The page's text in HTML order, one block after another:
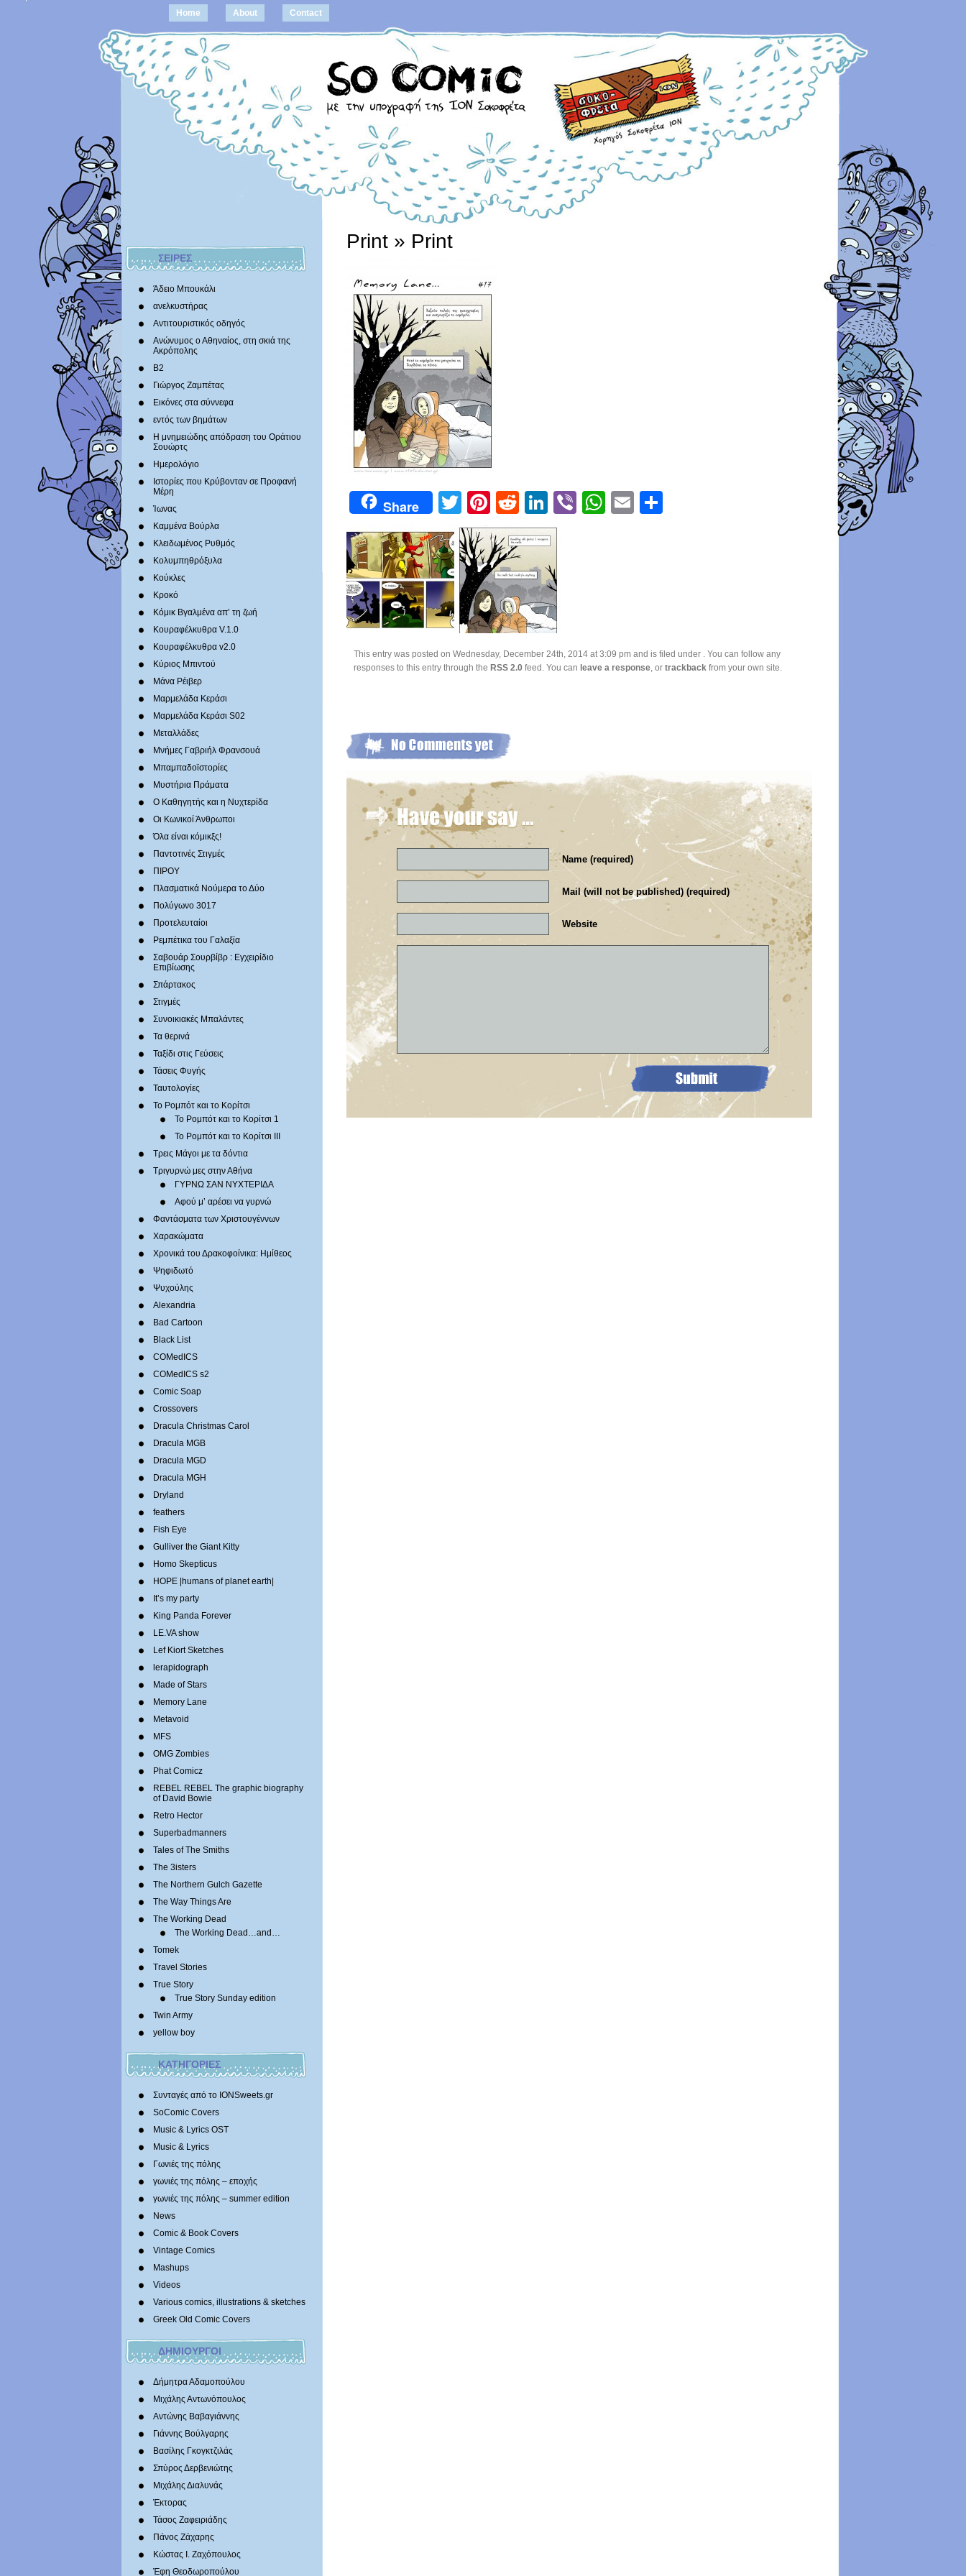
Home About Contact
ΣΕΙΡΕΣ
Άδειο Μπουκάλι
ανελκυστήρας
Αντιτουριστικός οδηγός
Ανώνυμος ο Αθηναίος, στη σκιά της
Ακρόπολης
Β2
Γιώργος Ζαμπέτας
Εικόνες στα σύννεφα
εντός των βημάτων
Η μνημειώδης απόδραση του Οράτιου
Σουώρτς
Ημερολόγιο
Ιστορίες που Κρύβονταν σε Προφανή
Μέρη
Ίωνας
Καμμένα Βούρλα
Κλειδωμένος Ρυθμός
Κολυμπηθρόξυλα
Κούκλες
Κροκό
Κόμικ Βγαλμένα απ’ τη ζωή
Κουραφέλκυθρα V.1.0
Κουραφέλκυθρα v2.0
Κύριος Μπιντού
Μάνα Ρέιβερ
Μαρμελάδα Κεράσι
Μαρμελάδα Κεράσι S02
Μεταλλάδες
Mνήμες Γαβριήλ Φρανσουά
Μπαμπαδοϊστορίες
Μυστήρια Πράματα
Ο Καθηγητής και η Νυχτερίδα
Οι Κωνικοί Άνθρωποι
Όλα είναι κόμικξς!
Παντοτινές Στιγμές
ΠΙΡΟΥ
Πλασματικά Νούμερα το Δύο
Πολύγωνο 3017
Προτελευταίοι
Ρεμπέτικα του Γαλαξία
Σαβουάρ Σουρβίβρ : Εγχειρίδιο
Επιβίωσης
Σπάρτακος
Στιγμές
Συνοικιακές Μπαλάντες
Τα θερινά
Ταξίδι στις Γεύσεις
Τάσεις Φυγής
Ταυτολογίες
Το Ρομπότ και το Κορίτσι
Το Ρομπότ και το Κορίτσι 1
Το Ρομπότ και το Κορίτσι III
Τρεις Μάγοι με τα δόντια
Τριγυρνώ μες στην Αθήνα
ΓΥΡΝΩ ΣΑΝ ΝΥΧΤΕΡΙΔΑ
Αφού μ’ αρέσει να γυρνώ
Φαντάσματα των Χριστουγέννων
Χαρακώματα
Χρονικά του Δρακοφοίνικα: Ημίθεος
Ψηφιδωτό
Ψυχούλης
Alexandria
Bad Cartoon
Black List
COMedICS
COMedICS s2
Comic Soap
Crossovers
Dracula Christmas Carol
Dracula MGB
Dracula MGD
Dracula MGH
Dryland
feathers
Fish Eye
Gulliver the Giant Kitty
Homo Skepticus
HOPE |humans of planet earth|
It’s my party
King Panda Forever
LE.VA show
Lef Kiort Sketches
lerapidograph
Made of Stars
Memory Lane
Metavoid
MFS
OMG Zombies
Phat Comicz
REBEL REBEL The graphic biography
of David Bowie
Retro Hector
Superbadmanners
Tales of The Smiths
The 3isters
The Northern Gulch Gazette
The Way Things Are
The Working Dead
The Working Dead…and…
Tomek
Travel Stories
True Story
True Story Sunday edition
Twin Army
yellow boy
ΚΑΤΗΓΟΡΙΕΣ
Συνταγές από το IONSweets.gr
SoComic Covers
Music & Lyrics OST
Music & Lyrics
Γωνιές της πόλης
γωνιές της πόλης – εποχής
γωνιές της πόλης – summer edition
News
Comic & Book Covers
Vintage Comics
Mashups
Videos
Various comics, illustrations & sketches
Greek Old Comic Covers
ΔΗΜΙΟΥΡΓΟΙ
Δήμητρα Αδαμοπούλου
Μιχάλης Αντωνόπουλος
Αντώνης Βαβαγιάννης
Γιάννης Βούλγαρης
Βασίλης Γκογκτζιλάς
Σπύρος Δερβενιώτης
Mιχάλης Διαλυνάς
Έκτορας
Τάσος Ζαφειριάδης
Πάνος Ζάχαρης
Κώστας Ι. Ζαχόπουλoς
Έφη Θεοδωροπούλου
Print » Print
Share Twitter
Pinterest
RedditLinkedIn
ViberWhatsApp
Email
This entry was posted on Wednesday, December 24th, 2014 at 3:09 pm and is filed under . You can follow any
responses to this entry through the RSS 2.0 feed. You can leave a response , or trackback from your own site.
Name (required)
Mail (will not be published) (required)
Website